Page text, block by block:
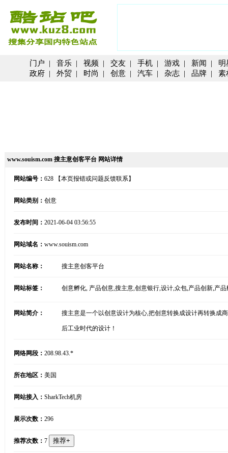
门户 | 音乐 | 视频 | 交友 | 手机 | 游戏 | 新闻 | 明
政府 | 外贸 | 时尚 | 创意 | 汽车 | 杂志 | 品牌 | 素
www.souism.com 搜主意创客平台 网站详情
网站编号： 628 【本页报错或问题反馈联系】
网站类别： 创意
发布时间： 2021-06-04 03:56:55
网站域名： www.souism.com
网站名称： 搜主意创客平台
网站标签： 创意孵化, 产品创意,搜主意,创意银行,设计,众包,产品创新,产
网站简介： 搜主意是一个以创意设计为核心,把创意转换成设计再转换成
后工业时代的设计！
网络网段： 208.98.43.*
所在地区： 美国
网站接入： SharkTech机房
展示次数： 296
推荐次数： 7